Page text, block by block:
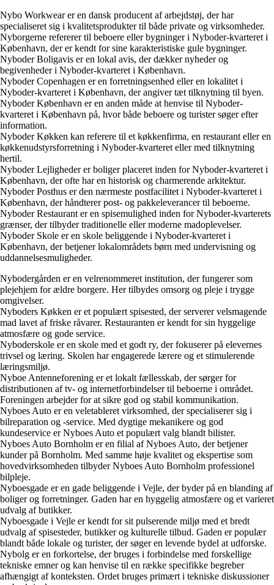
Nybo Workwear er en dansk producent af arbejdstøj, der har
specialiseret sig i kvalitetsprodukter til både private og virksomheder.
Nyborgerne refererer til beboere eller bygninger i Nyboder-kvarteret i
København, der er kendt for sine karakteristiske gule bygninger.
Nyboder Boligavis er en lokal avis, der dækker nyheder og
begivenheder i Nyboder-kvarteret i København.
Nyboder Copenhagen er en forretningsenhed eller en lokalitet i
Nyboder-kvarteret i København, der angiver tæt tilknytning til byen.
Nyboder København er en anden måde at henvise til Nyboder-
kvarteret i København på, hvor både beboere og turister søger efter
information.
Nyboder Køkken kan referere til et køkkenfirma, en restaurant eller en
køkkenudstyrsforretning i Nyboder-kvarteret eller med tilknytning
hertil.
Nyboder Lejligheder er boliger placeret inden for Nyboder-kvarteret i
København, der ofte har en historisk og charmerende arkitektur.
Nyboder Posthus er den nærmeste postfacilitet i Nyboder-kvarteret i
København, der håndterer post- og pakkeleverancer til beboerne.
Nyboder Restaurant er en spisemulighed inden for Nyboder-kvarterets
grænser, der tilbyder traditionelle eller moderne madoplevelser.
Nyboder Skole er en skole beliggende i Nyboder-kvarteret i
København, der betjener lokalområdets børn med undervisning og
uddannelsesmuligheder.
Nybodergården er en velrenommeret institution, der fungerer som
plejehjem for ældre borgere. Her tilbydes omsorg og pleje i trygge
omgivelser.
Nyboders Køkken er et populært spisested, der serverer velsmagende
mad lavet af friske råvarer. Restauranten er kendt for sin hyggelige
atmosfære og gode service.
Nyboderskole er en skole med et godt ry, der fokuserer på elevernes
trivsel og læring. Skolen har engagerede lærere og et stimulerende
læringsmiljø.
Nyboe Antenneforening er et lokalt fællesskab, der sørger for
distributionen af tv- og internetforbindelser til beboerne i området.
Foreningen arbejder for at sikre god og stabil kommunikation.
Nyboes Auto er en veletableret virksomhed, der specialiserer sig i
bilreparation og -service. Med dygtige mekanikere og god
kundeservice er Nyboes Auto et populært valg blandt bilister.
Nyboes Auto Bornholm er en filial af Nyboes Auto, der betjener
kunder på Bornholm. Med samme høje kvalitet og ekspertise som
hovedvirksomheden tilbyder Nyboes Auto Bornholm professionel
bilpleje.
Nyboesgade er en gade beliggende i Vejle, der byder på en blanding af
boliger og forretninger. Gaden har en hyggelig atmosfære og et varieret
udvalg af butikker.
Nyboesgade i Vejle er kendt for sit pulserende miljø med et bredt
udvalg af spisesteder, butikker og kulturelle tilbud. Gaden er populær
blandt både lokale og turister, der søger en levende bydel at udforske.
Nybolg er en forkortelse, der bruges i forbindelse med forskellige
tekniske emner og kan henvise til en række specifikke begreber
afhængigt af konteksten. Ordet bruges primært i tekniske diskussioner